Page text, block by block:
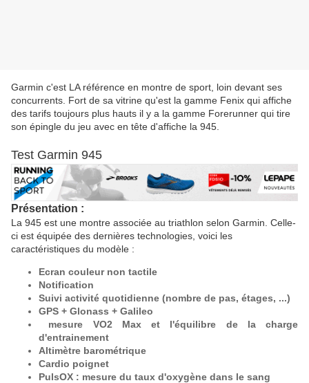
Garmin c'est LA référence en montre de sport, loin devant ses
concurrents. Fort de sa vitrine qu'est la gamme Fenix qui affiche
des tarifs toujours plus hauts il y a la gamme Forerunner qui tire
son épingle du jeu avec en tête d'affiche la 945.
Test Garmin 945
Présentation :
La 945 est une montre associée au triathlon selon Garmin. Celle-
ci est équipée des dernières technologies, voici les
caractéristiques du modèle :
Ecran couleur non tactile
Notification
Suivi activité quotidienne (nombre de pas, étages, ...)
GPS + Glonass + Galileo
mesure VO2 Max et l'équilibre de la charge
d'entrainement
Altimètre barométrique
Cardio poignet
PulsOX : mesure du taux d'oxygène dans le sang